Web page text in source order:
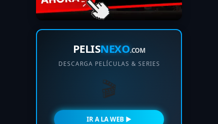
PELISNEXO.COM
DESCARGA PELÍCULAS & SERIES
🎬
IR A LA WEB ►